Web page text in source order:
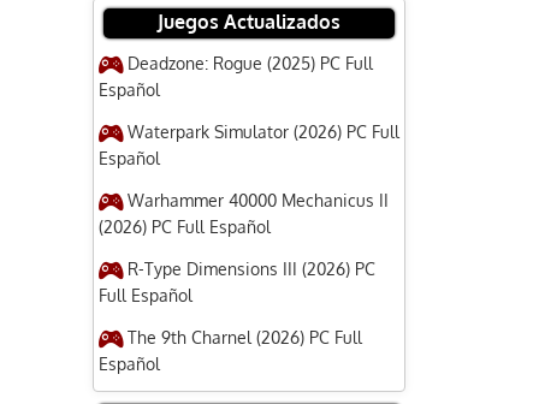
Juegos Actualizados
Deadzone: Rogue (2025) PC Full
Español
Waterpark Simulator (2026) PC Full
Español
Warhammer 40000 Mechanicus II
(2026) PC Full Español
R-Type Dimensions III (2026) PC
Full Español
The 9th Charnel (2026) PC Full
Español